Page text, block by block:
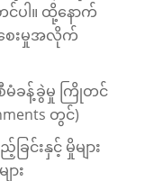
ပါ။ ထို့နောက်
စေးမှုအလိုက်
စီမံခန့်ခွဲမှု ကြိုတင်
တွင်)
ြင်းနှင့် မှိုများ
ား